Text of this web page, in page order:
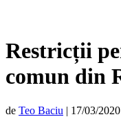
Restricții
comun din
de Teo Baciu | 17/03/2020